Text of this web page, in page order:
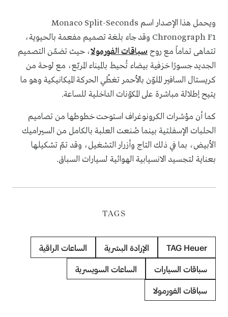
ويحمل هذا الإصدار اسم Monaco Split-Seconds
Chronograph F1 وقد جاء بلغة تصميم مفعمة بالحيوية،
تتماهى تماماً مع روح سباقات الفورمولا، حيث تضمّن التصميم
الجديد جسورًا خزفية بيضاء تُحيط بالميناء المربّع، مع لوحة من
كريستال السافير الملوّن بالأحمر تغطّي الحركة الميكانيكية وهو ما
يتيح إطلالة مباشرة على المكوّنات الداخلية للساعة.
كما أن مؤشرات الكرونوغراف استوحت خطوطها من تصاميم
الحلبات الإسفلتية بينما صُنعت العلبة بالكامل من السيراميك
الأبيض، بما في ذلك التاج وأزرار التشغيل، وقد تمّ تشكيلها
بعناية لتجسيد الانسيابية الهوائية لسيارات السباق.
TAGS
TAG Heuer الإرادة البشرية الساعات الراقية
سباقات السيارات الساعات السويسرية
سباقات الفورمولا